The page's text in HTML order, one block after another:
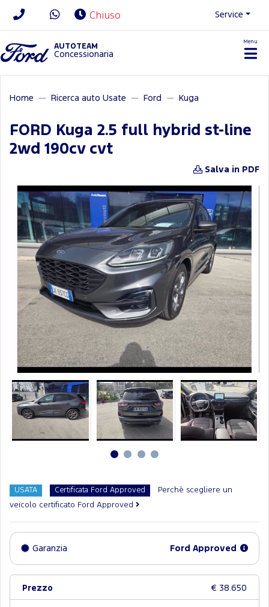
Chiuso Service
AUTOTEAM
Concessionaria
Menu
Home Ricerca auto Usate Ford Kuga
FORD Kuga 2.5 full hybrid st-line
2wd 190cv cvt
Salva in PDF
USATA Certificata Ford Approved Perchè scegliere un
veicolo certificato Ford Approved
Garanzia Ford Approved
Prezzo € 38.650